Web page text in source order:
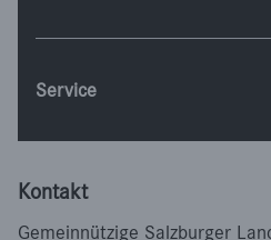
Service
Kontakt
Gemeinnützige Salzburger